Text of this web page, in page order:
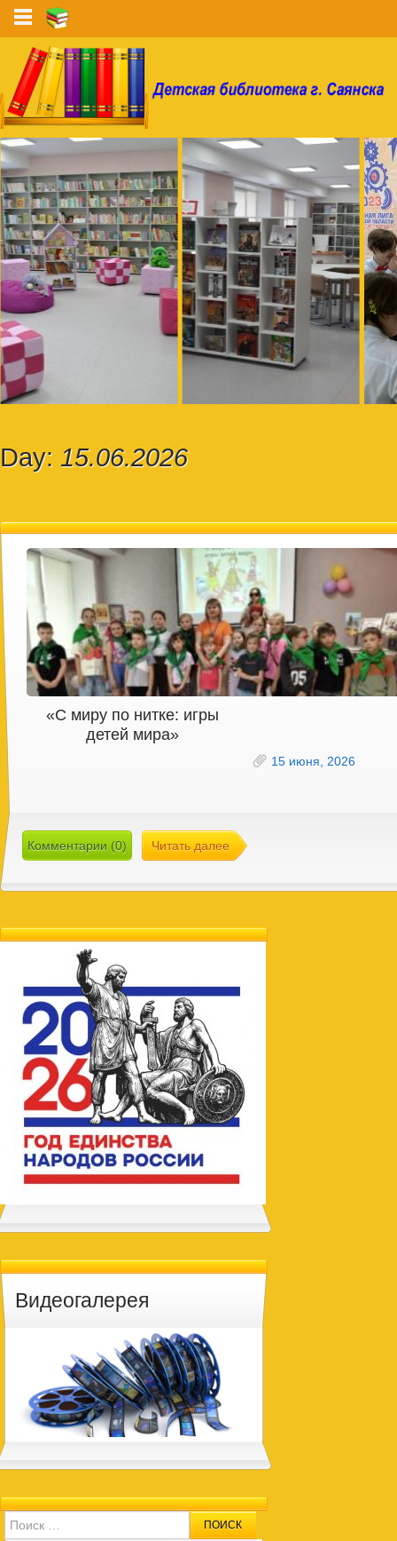
Day: 15.06.2026
«С миру по нитке: игры
детей мира»
15 июня, 2026
Комментарии (0) Читать далее
Видеогалерея
Search for: